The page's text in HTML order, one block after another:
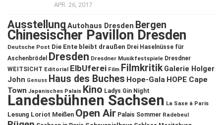
APR. 26, 2017
Ausstellung Autohaus Dresden Bergen
Chinesischer Pavillon Dresden
Deutsche Post Die Ente bleibt draußen Drei Haselnüsse für
Aschenbrödel
Dresden Dresdner Musikfestspiele Dresdner
WEITSICHT Editorial ElbUferei Film Filmkritik Galerie Holger
John Genuss Haus des Buches Hope-Gala HOPE Cape
Town Japanisches Palais Kino Ladys Gin Night
Landesbühnen Sachsen La Saxe à Paris
Lesung Loriot Meißen Open Air Palais Sommer Radebeul